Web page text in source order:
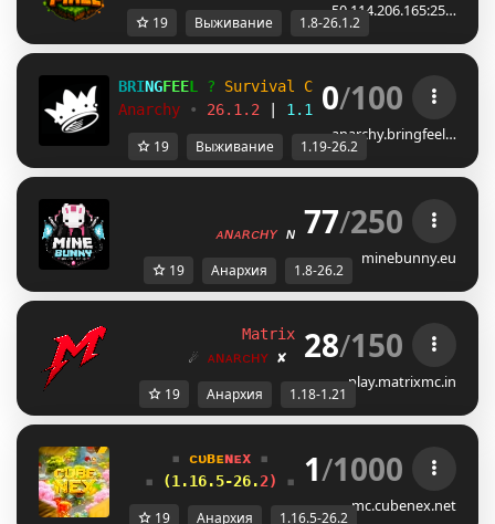
50.114.206.165:25…
19 Выживание 1.8-26.1.2
BRINGFEEL ? Survival Custom! ?
Anarchy
• 26.1.2 1.19.x • 26.2
0/100
anarchy.bringfeel…
19 Выживание 1.19-26.2
ᴀɴᴀʀᴄʜʏ ɴᴇᴡ ꜱᴇᴀꜱᴏɴ ʟᴀᴜɴᴄʜᴇᴅ!
77/250
minebunny.eu
19 Анархия 1.8-26.2
Matri x Netw ork
[1.18-1.21.X]
☄ ᴀɴᴀʀᴄʜʏ ✘ ᴘʀᴀᴄᴛɪᴄᴇ ✘ ʟɪғᴇsᴛᴇᴀʟ
28/150
play.matrixmc.in
19 Анархия 1.18-1.21
▪ ᴄᴜʙᴇɴᴇx ▪ а
▪
(1 .16.5-26.2) ▪ ПОДАРОК
1/1000
mc.cubenex.net
19 Анархия 1.16.5-26.2